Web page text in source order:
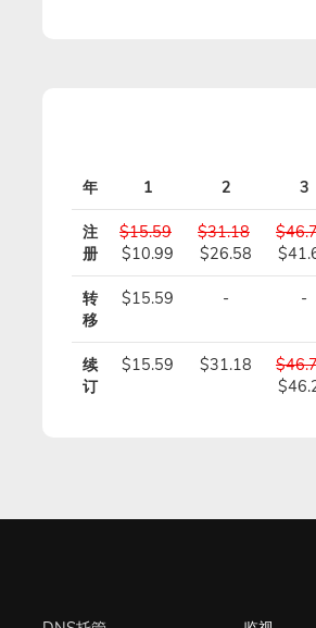
年 1 2 3
注
册
$15.59
$10.99
$31.18
$26.58
转
移
$15.59 - -
续
订
$15.59 $31.18